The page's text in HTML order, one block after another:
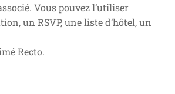
Vous pouvez l’utiliser
un RSVP, une liste d’hôtel, un
Recto.